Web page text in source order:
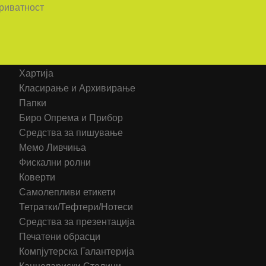
Хартија
Класирање и Архивирање
Папки
Биро Опрема и Прибор
Средства за пишување
Мемо Ливчиња
Фискални ролни
Коверти
Самолепливи етикети
Тетратки/Тефтери/Нотеси
Средства за презентација
Печатени обрасци
Компјутерска Галантерија